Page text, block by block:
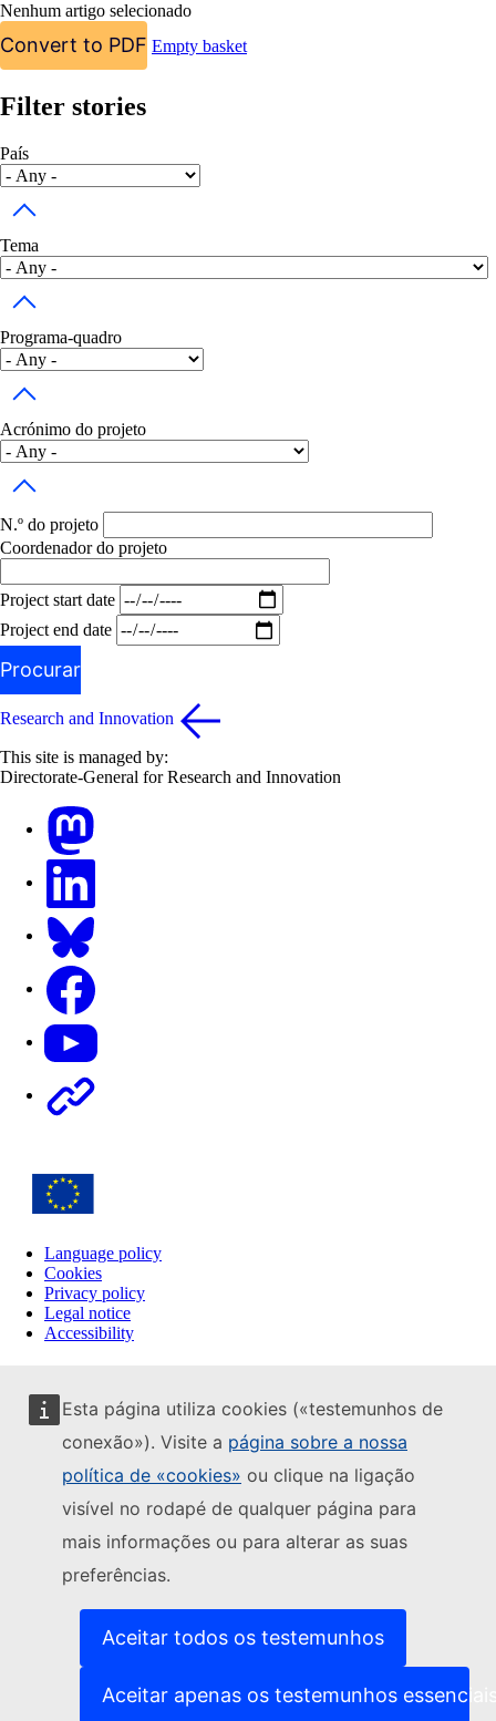
Esta página utiliza cookies («testemunhos de
conexão»). Visite a página sobre a nossa
política de «cookies» ou clique na ligação
visível no rodapé de qualquer página para
mais informações ou para alterar as suas
preferências.
Aceitar todos os testemunhos
Aceitar apenas os testemunhos
Nenhum artigo selecionado
Convert to PDF Empty basket
Filter stories
País
Toggle dropdown
Tema
Toggle dropdown
Programa-quadro
Toggle dropdown
Acrónimo do projeto
Toggle dropdown
N.º do projeto
Coordenador do projeto
Project start date
Project end date
Procurar
Research and Innovation
This site is managed by:
Directorate-General for Research and Innovation
Language policy
Cookies
Privacy policy
Legal notice
Accessibility